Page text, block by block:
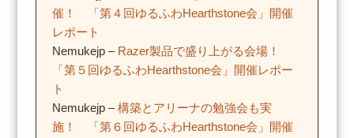
催！ 「第４回ゆるふわHearthstone会」開催
レポート
Nemukejp – Razer製品で盛り上がる会場！
「第５回ゆるふわHearthstone会」開催レポー
ト
Nemukejp –構築とアリーナの勉強会も実
施！ 「第６回ゆるふわHearthstone会」開催